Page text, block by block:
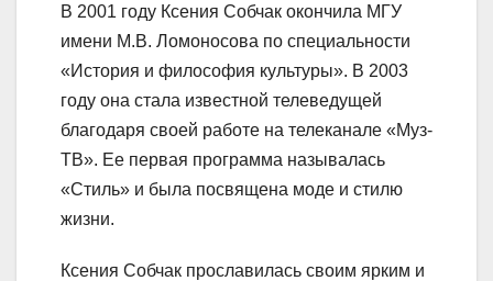
В 2001 году Ксения Собчак окончила МГУ
имени М.В. Ломоносова по специальности
«История и философия культуры». В 2003
году она стала известной телеведущей
благодаря своей работе на телеканале «Муз-
ТВ». Ее первая программа называлась
«Стиль» и была посвящена моде и стилю
жизни.
Ксения Собчак прославилась своим ярким и